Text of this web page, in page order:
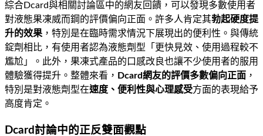
綜合Dcard與相關討論區中的網友回饋，可以發現多數使用者
對液態果凍威而鋼的評價偏向正面。許多人肯定其勃起硬度提
升的效果，特別是在臨時需求情況下展現出的便利性。與傳統
錠劑相比，有使用者認為液態劑型「更快見效、使用過程較不
尷尬」。此外，果凍式產品的口感改良也讓不少使用者的服用
體驗獲得提升。整體來看， Dcard網友的評價多數偏向正面 ，
特別是對液態劑型在速度、便利性與心理感受方面的表現給予
高度肯定。
Dcard討論中的正反雙面觀點